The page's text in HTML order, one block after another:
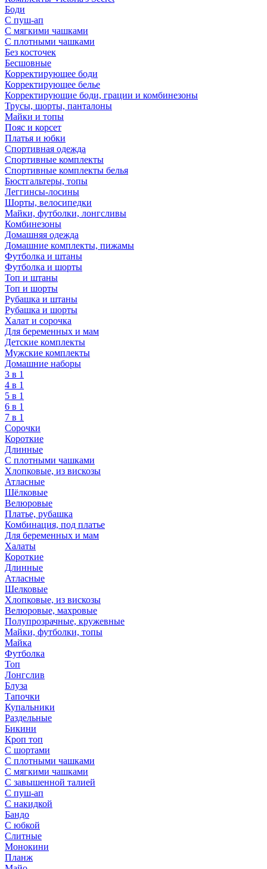
Боди
С пуш-ап
С мягкими чашками
С плотными чашками
Без косточек
Бесшовные
Корректирующее боди
Корректирующее белье
Корректирующие боди, грации и комбинезоны
Трусы, шорты, панталоны
Майки и топы
Пояс и корсет
Платья и юбки
Спортивная одежда
Спортивные комплекты
Спортивные комплекты белья
Бюстгальтеры, топы
Леггинсы-лосины
Шорты, велосипедки
Майки, футболки, лонгсливы
Комбинезоны
Домашняя одежда
Домашние комплекты, пижамы
Футболка и штаны
Футболка и шорты
Топ и штаны
Топ и шорты
Рубашка и штаны
Рубашка и шорты
Халат и сорочка
Для беременных и мам
Детские комплекты
Мужские комплекты
Домашние наборы
3 в 1
4 в 1
5 в 1
6 в 1
7 в 1
Сорочки
Короткие
Длинные
С плотными чашками
Хлопковые, из вискозы
Атласные
Шёлковые
Велюровые
Платье, рубашка
Комбинация, под платье
Для беременных и мам
Халаты
Короткие
Длинные
Атласные
Шелковые
Хлопковые, из вискозы
Велюровые, махровые
Полупрозрачные, кружевные
Майки, футболки, топы
Майка
Футболка
Топ
Лонгслив
Блуза
Тапочки
Купальники
Раздельные
Бикини
Кроп топ
С шортами
С плотными чашками
С мягкими чашками
С завышенной талией
С пуш-ап
С накидкой
Бандо
С юбкой
Слитные
Монокини
Планж